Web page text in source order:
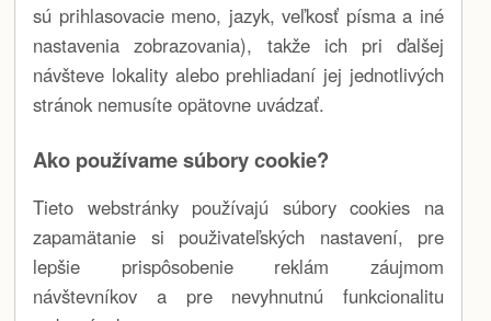
sú prihlasovacie meno, jazyk, veľkosť písma a iné
nastavenia zobrazovania), takže ich pri ďalšej
návšteve lokality alebo prehliadaní jej jednotlivých
stránok nemusíte opätovne uvádzať.
Ako používame súbory cookie?
Tieto webstránky používajú súbory cookies na
zapamätanie si použivateľských nastavení, pre
lepšie prispôsobenie reklám záujmom
návštevníkov a pre nevyhnutnú funkcionalitu